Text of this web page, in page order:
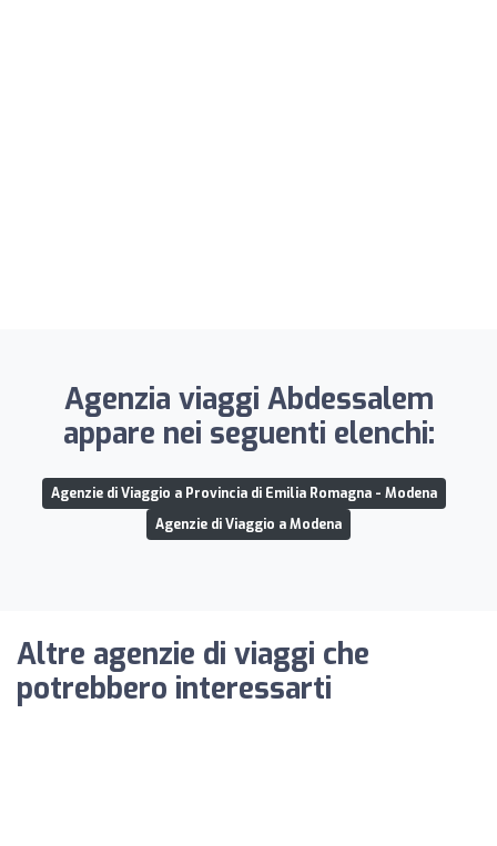
Agenzia viaggi Abdessalem
appare nei seguenti elenchi:
Agenzie di Viaggio a Provincia di Emilia Romagna - Modena
Agenzie di Viaggio a Modena
Altre agenzie di viaggi che
potrebbero interessarti